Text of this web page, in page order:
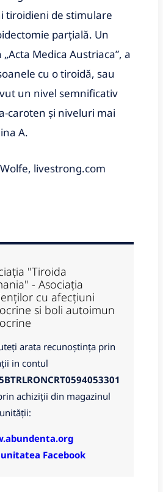
tiroidieni de stimulare
parțială. Un
Medica Austriaca”, a
cu o tiroidă, sau
un nivel semnificativ
caroten și niveluri mai
A.
livestrong.com
"Tiroida
- Asociația
cu afecțiuni
si boli autoimun
arata recunoștința prin
in contul
achiziții din magazinul
Facebook